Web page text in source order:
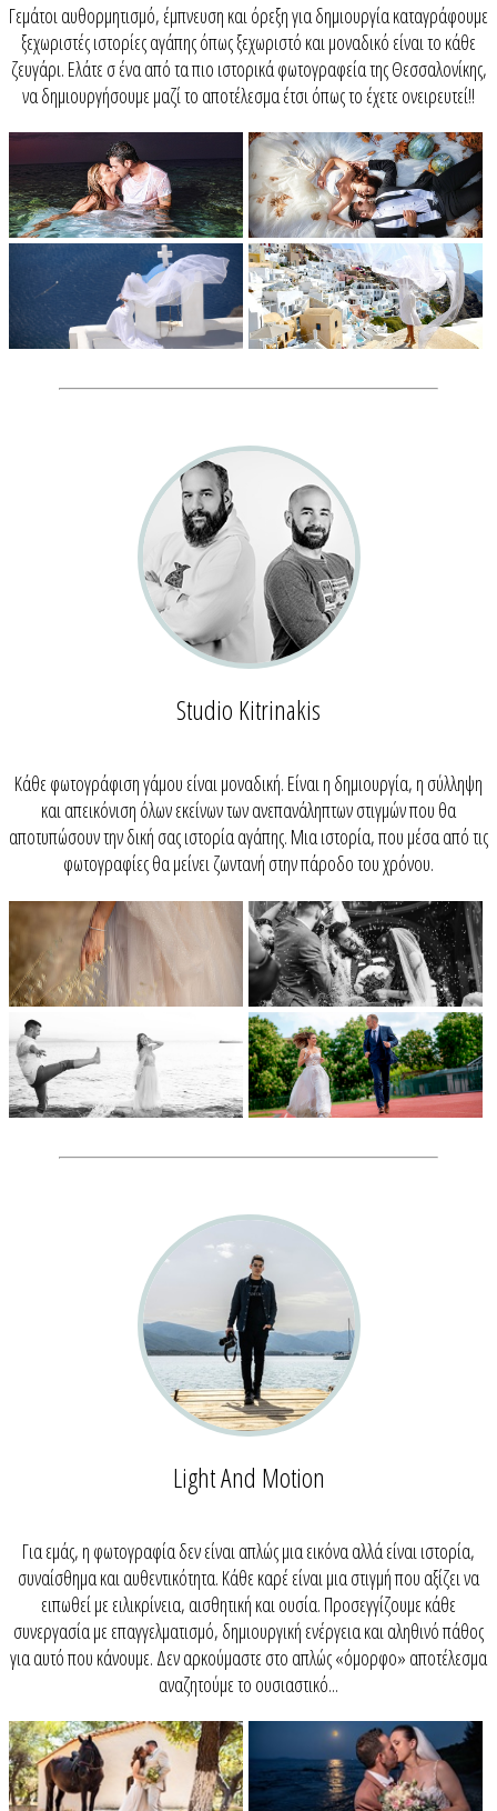
Γεμάτοι αυθορμητισμό, έμπνευση και όρεξη για δημιουργία καταγράφουμε
ξεχωριστές ιστορίες αγάπης όπως ξεχωριστό και μοναδικό είναι το κάθε
ζευγάρι. Ελάτε σ ένα από τα πιο ιστορικά φωτογραφεία της Θεσσαλονίκης,
να δημιουργήσουμε μαζί το αποτέλεσμα έτσι όπως το έχετε ονειρευτεί!!
Studio Kitrinakis
Κάθε φωτογράφιση γάμου είναι μοναδική. Είναι η δημιουργία, η σύλληψη
και απεικόνιση όλων εκείνων των ανεπανάληπτων στιγμών που θα
αποτυπώσουν την δική σας ιστορία αγάπης. Μια ιστορία, που μέσα από τις
φωτογραφίες θα μείνει ζωντανή στην πάροδο του χρόνου.
Light And Motion
Για εμάς, η φωτογραφία δεν είναι απλώς μια εικόνα αλλά είναι ιστορία,
συναίσθημα και αυθεντικότητα. Κάθε καρέ είναι μια στιγμή που αξίζει να
ειπωθεί με ειλικρίνεια, αισθητική και ουσία. Προσεγγίζουμε κάθε
συνεργασία με επαγγελματισμό, δημιουργική ενέργεια και αληθινό πάθος
για αυτό που κάνουμε. Δεν αρκούμαστε στο απλώς «όμορφο» αποτέλεσμα
αναζητούμε το ουσιαστικό...